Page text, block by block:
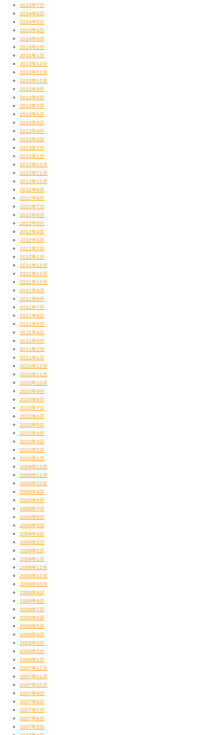
2014年7月
2014年6月
2014年5月
2014年4月
2014年3月
2014年2月
2014年1月
2013年12月
2013年11月
2013年10月
2013年9月
2013年8月
2013年7月
2013年6月
2013年5月
2013年4月
2013年3月
2013年2月
2013年1月
2012年12月
2012年11月
2012年10月
2012年9月
2012年8月
2012年7月
2012年6月
2012年5月
2012年4月
2012年3月
2012年2月
2012年1月
2011年12月
2011年11月
2011年10月
2011年9月
2011年8月
2011年7月
2011年6月
2011年5月
2011年4月
2011年3月
2011年2月
2011年1月
2010年12月
2010年11月
2010年10月
2010年9月
2010年8月
2010年7月
2010年6月
2010年5月
2010年4月
2010年3月
2010年2月
2010年1月
2009年12月
2009年11月
2009年10月
2009年9月
2009年8月
2009年7月
2009年6月
2009年5月
2009年4月
2009年3月
2009年2月
2009年1月
2008年12月
2008年11月
2008年10月
2008年9月
2008年8月
2008年7月
2008年6月
2008年5月
2008年4月
2008年3月
2008年2月
2008年1月
2007年12月
2007年11月
2007年10月
2007年9月
2007年8月
2007年7月
2007年6月
2007年5月